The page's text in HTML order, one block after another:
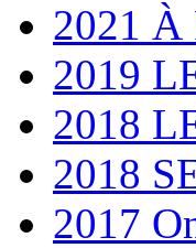
2021 À
2019
2018
2018
2017